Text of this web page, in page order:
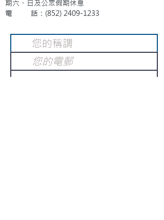
期六、日及公眾假期休息
電 話：(852) 2409-1233